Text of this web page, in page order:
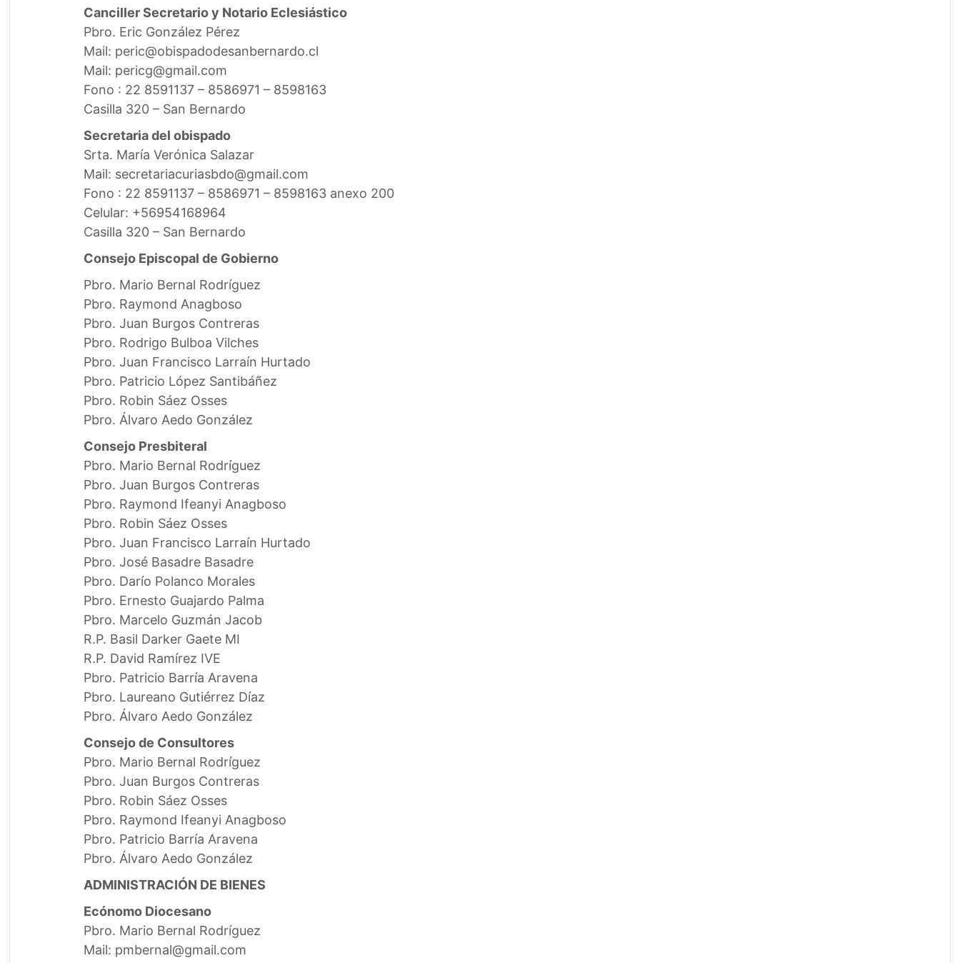
Canciller Secretario y Notario Eclesiástico
Pbro. Eric González Pérez
Mail: peric@obispadodesanbernardo.cl
Mail: pericg@gmail.com
Fono : 22 8591137 – 8586971 – 8598163
Casilla 320 – San Bernardo
Secretaria del obispado
Srta. María Verónica Salazar
Mail: secretariacuriasbdo@gmail.com
Fono : 22 8591137 – 8586971 – 8598163 anexo 200
Celular: +56954168964
Casilla 320 – San Bernardo
Consejo Episcopal de Gobierno
Pbro. Mario Bernal Rodríguez
Pbro. Raymond Anagboso
Pbro. Juan Burgos Contreras
Pbro. Rodrigo Bulboa Vilches
Pbro. Juan Francisco Larraín Hurtado
Pbro. Patricio López Santibáñez
Pbro. Robin Sáez Osses
Pbro. Álvaro Aedo González
Consejo Presbiteral
Pbro. Mario Bernal Rodríguez
Pbro. Juan Burgos Contreras
Pbro. Raymond Ifeanyi Anagboso
Pbro. Robin Sáez Osses
Pbro. Juan Francisco Larraín Hurtado
Pbro. José Basadre Basadre
Pbro. Darío Polanco Morales
Pbro. Ernesto Guajardo Palma
Pbro. Marcelo Guzmán Jacob
R.P. Basil Darker Gaete MI
R.P. David Ramírez IVE
Pbro. Patricio Barría Aravena
Pbro. Laureano Gutiérrez Díaz
Pbro. Álvaro Aedo González
Consejo de Consultores
Pbro. Mario Bernal Rodríguez
Pbro. Juan Burgos Contreras
Pbro. Robin Sáez Osses
Pbro. Raymond Ifeanyi Anagboso
Pbro. Patricio Barría Aravena
Pbro. Álvaro Aedo González
ADMINISTRACIÓN DE BIENES
Ecónomo Diocesano
Pbro. Mario Bernal Rodríguez
Mail: pmbernal@gmail.com